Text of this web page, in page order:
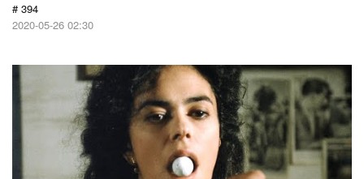
# 394
2020-05-26 02:30